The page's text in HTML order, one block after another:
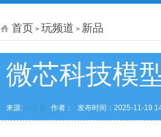
首页 > 玩频道 > 新品
微芯科技模
来源: 玩车趣 作者： 发布时间：2025-11-19